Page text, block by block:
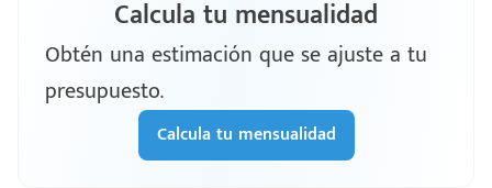
Calcula tu mensualidad
Obtén una estimación que se ajuste a tu
presupuesto.
Calcula tu mensualidad